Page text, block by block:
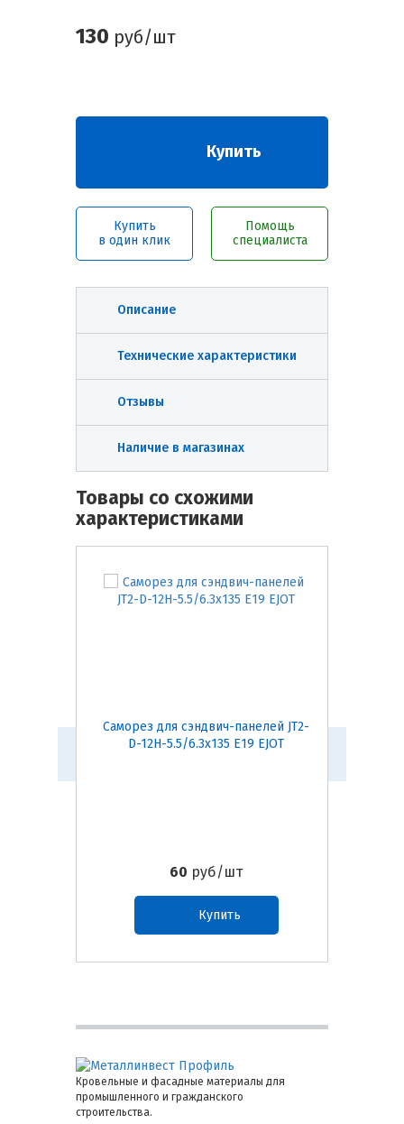
130 руб/шт
Купить
Купить
в один клик
Помощь
специалиста
Описание
Технические характеристики
Отзывы
Наличие в магазинах
Товары со схожими
характеристиками
Саморез для сэндвич-панелей JT2-
D-12H-5.5/6.3х135 E19 EJOT
60 руб/шт
Купить
Кровельные и фасадные материалы для
промышленного и гражданского
строительства.